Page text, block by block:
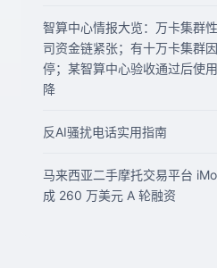
智算中心情报大览：万卡集群
司资金链紧张；有十万卡集群
停；某智算中心验收通过后使
降
反AI骚扰电话实用指南
马来西亚二手摩托交易平台
成 260 万美元 A 轮融资